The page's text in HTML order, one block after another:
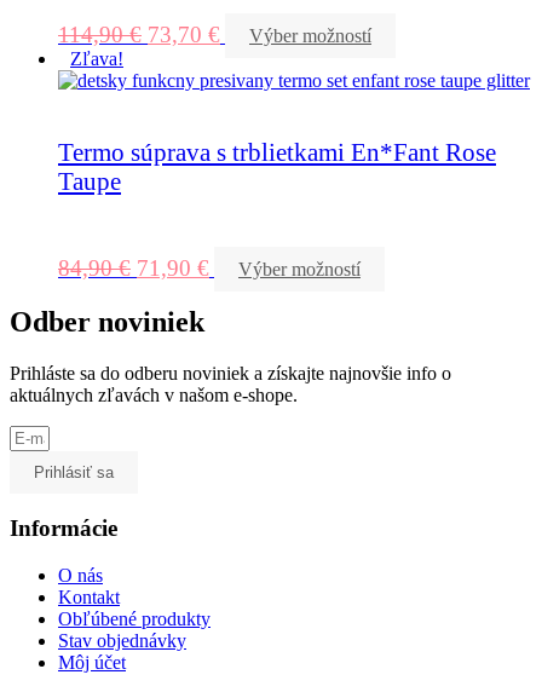
114,90€ 73,70 €
Výber možností
Zľava!
Termo súprava s trblietkami En*Fant Rose
Taupe
84,90€ 71,90 € Výber možností
Odber noviniek
Prihláste sa do odberu noviniek a získajte najnovšie info o
aktuálnych zľavách v našom e-shope.
Prihlásiť sa
Informácie
O nás
Kontakt
Obľúbené produkty
Stav objednávky
Môj účet